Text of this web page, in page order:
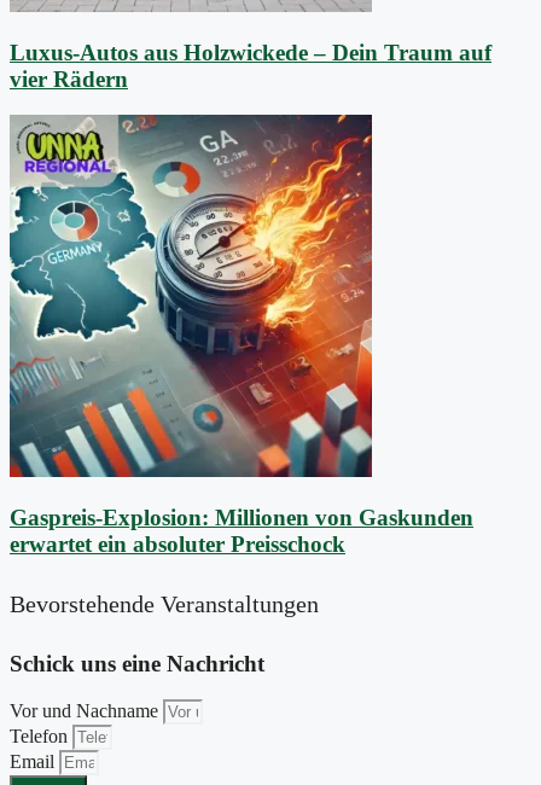
Luxus-Autos aus Holzwickede – Dein Traum auf
vier Rädern
Gaspreis-Explosion: Millionen von Gaskunden
erwartet ein absoluter Preisschock
Bevorstehende Veranstaltungen
Schick uns eine Nachricht
Vor und Nachname
Telefon
Email